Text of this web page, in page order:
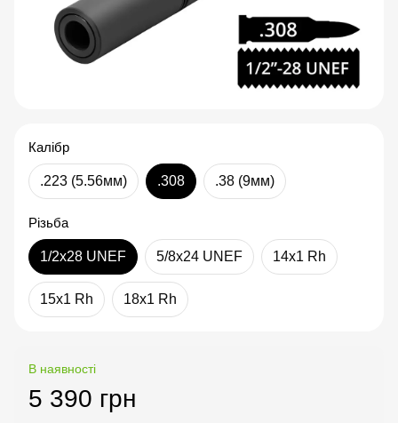
Калібр
.223 (5.56мм) .308 .38 (9мм)
Різьба
1/2x28 UNEF 5/8x24 UNEF 14x1 Rh
15x1 Rh 18x1 Rh
В наявності
5 390 грн